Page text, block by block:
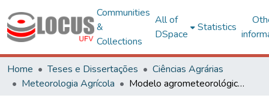
Communities
&
Collections
All of
DSpace
Statistics
Home Teses e Dissertações
Ciências Agrárias
Meteorologia Agrícola
Modelo agrometeorológico de previsão de produtividade da soja para as regiões do Triângulo Mineiro e Alto Paranaíba, Minas Gerais